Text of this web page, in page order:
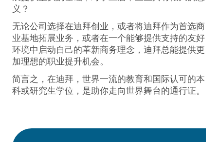
义？
无论公司选择在迪拜创业，或者将迪拜作为首选商
业基地拓展业务，或者在一个能够提供支持的友好
环境中启动自己的革新商务理念，迪拜总能提供更
加理想的职业提升机会。
简言之，在迪拜，世界一流的教育和国际认可的本
科或研究生学位，是助你走向世界舞台的通行证。